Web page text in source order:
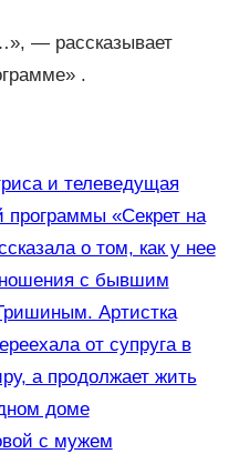
— рассказывает
.
и телеведущая
программы «Секрет на
о том, как у нее
с бывшим
Артистка
от супруга в
а продолжает жить
доме
с мужем